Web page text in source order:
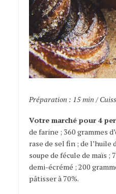
Préparation : 15 min /
Votre marché pour 4
de farine ; 360 grammes
rase de sel fin ; de l’huile
soupe de fécule de maïs
demi-écrémé ; 200
pâtisser à 70%.